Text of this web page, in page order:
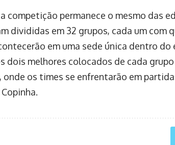
competição permanece o mesmo das
divididas em 32 grupos, cada um com
em uma sede única dentro do
dois melhores colocados de cada
os times se enfrentarão em